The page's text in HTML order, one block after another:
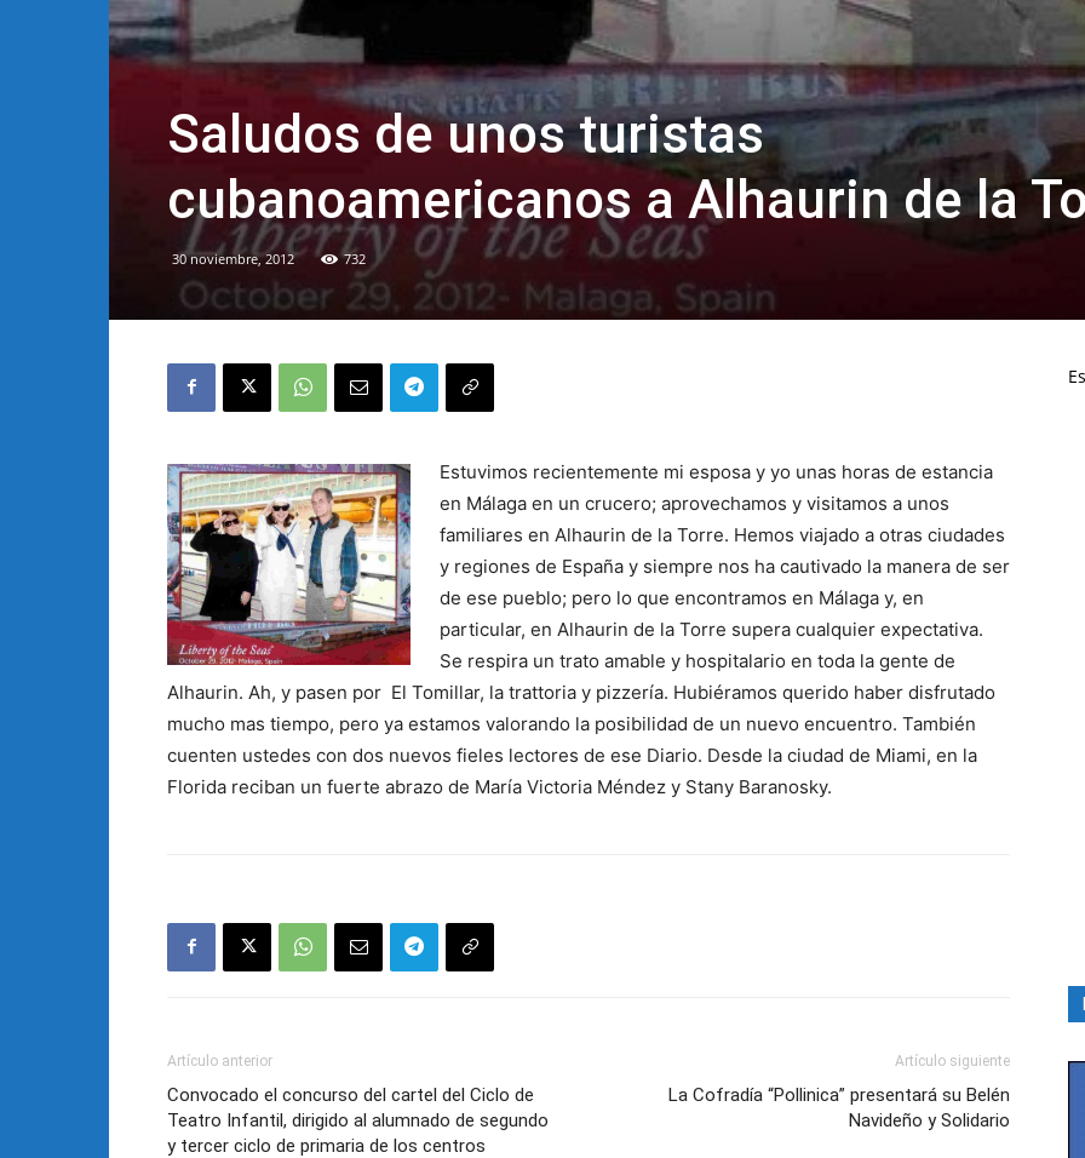
Saludos de unos turistas
cubanoamericanos a Alhaurin de la
30 noviembre, 2012 732
Estuvimos recientemente mi esposa y yo unas horas de estancia
en Málaga en un crucero; aprovechamos y visitamos a unos
familiares en Alhaurin de la Torre. Hemos viajado a otras ciudades
y regiones de España y siempre nos ha cautivado la manera de ser
de ese pueblo; pero lo que encontramos en Málaga y, en
particular, en Alhaurin de la Torre supera cualquier expectativa.
Se respira un trato amable y hospitalario en toda la gente de
Alhaurin. Ah, y pasen por El Tomillar, la trattoria y pizzería. Hubiéramos querido haber disfrutado
mucho mas tiempo, pero ya estamos valorando la posibilidad de un nuevo encuentro. También
cuenten ustedes con dos nuevos fieles lectores de ese Diario. Desde la ciudad de Miami, en la
Florida reciban un fuerte abrazo de María Victoria Méndez y Stany Baranosky.
Artículo anterior
Convocado el concurso del cartel del Ciclo de
Teatro Infantil, dirigido al alumnado de segundo
y tercer ciclo de primaria de los centros
Artículo siguiente
La Cofradía “Pollinica” presentará su Belén
Navideño y Solidario